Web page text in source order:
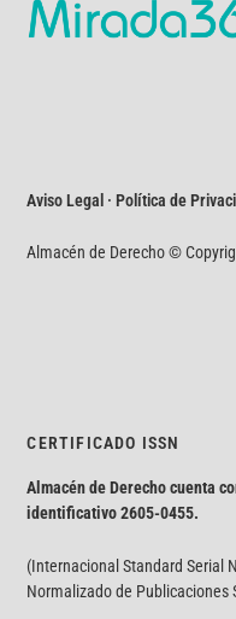
Aviso Legal · Política de
Almacén de Derecho ©
CERTIFICADO ISSN
Almacén de Derecho cuenta
identificativo2605-0455.
(Internacional Standard Serial
Normalizado de Publicaciones